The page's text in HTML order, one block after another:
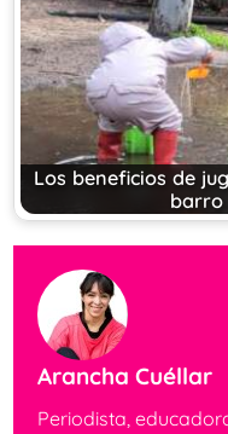
Los beneficios de
barro
Arancha Cuéllar
Periodista,